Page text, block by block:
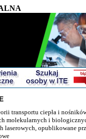
transportu ciepła i
molekularnych i
laserowych, opublikowane